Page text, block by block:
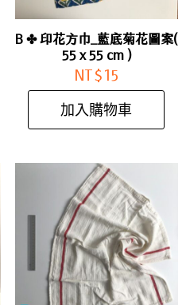
B ✤ 印花方巾_藍底菊花圖案(
55 x 55 cm )
NT$ 15
加入購物車